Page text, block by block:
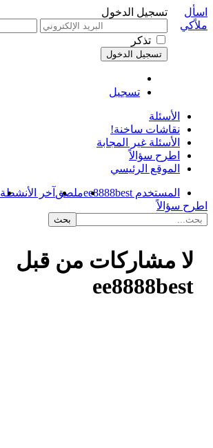
تسجيل الدخول
تذكر
تسجيل
اسأل
ملاًكي
الأسئلة
نقاشات ساخنة!
الأسئلة غير المجابة
اطرح سؤالاً
الموقع الرئيسي
المستخدم ee8888best ملصق آخر الأنشطة
اطرح سؤالاً
لا مشاركات من قبل
ee8888best